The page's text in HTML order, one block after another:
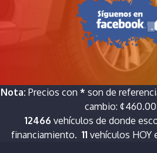
Nota: Precios con * son de
cambio: ¢460.00
12466 vehículos de donde
financiamiento. 11 vehículos HOY